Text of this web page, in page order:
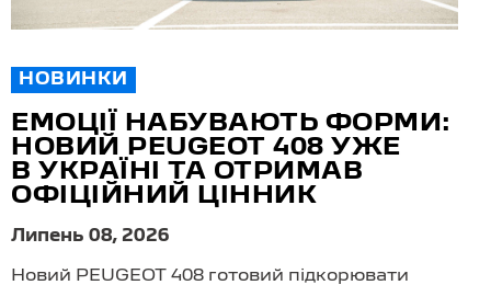
НОВИНКИ
ЕМОЦІЇ НАБУВАЮТЬ ФОРМИ:
НОВИЙ PEUGEOT 408 УЖЕ
В УКРАЇНІ ТА ОТРИМАВ
ОФІЦІЙНИЙ ЦІННИК
Липень 08, 2026
Новий PEUGEOT 408 готовий підкорювати